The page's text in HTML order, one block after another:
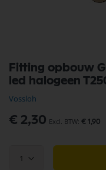
Fitting opbouw
led halogeen
Vossloh
€ 2,30 € 1,90
1
Ga
naar
het
van
de
afbeeldingen-